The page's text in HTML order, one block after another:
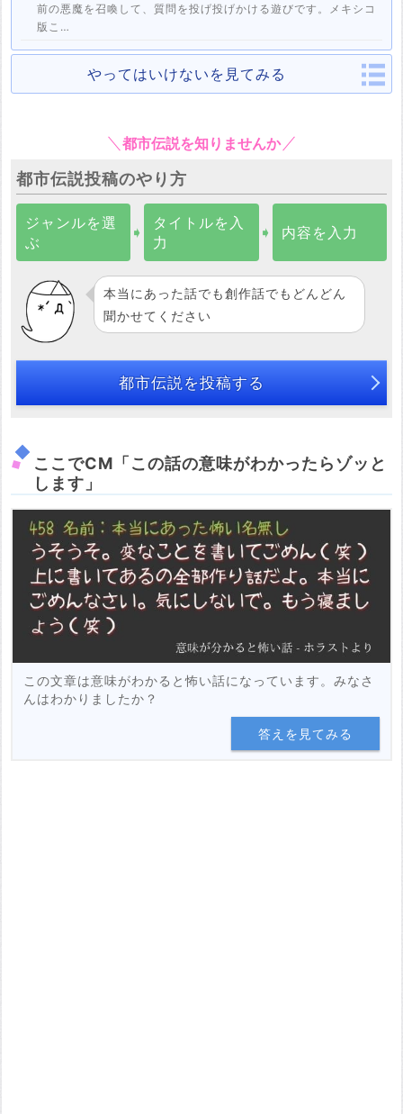
前の悪魔を召喚して、質問を投げ投げかける遊びです。メキシコ
版こ…
やってはいけないを見てみる
都市伝説を知りませんか
都市伝説投稿のやり方
ジャンルを選
ぶ
➧
タイトルを入
力
➧ 内容を入力
本当にあった話でも創作話でもどんどん
聞かせてください
都市伝説を投稿する
ここでCM「この話の意味がわかったらゾッと
します」
この文章は意味がわかると怖い話になっています。みなさ
んはわかりましたか？
答えを見てみる